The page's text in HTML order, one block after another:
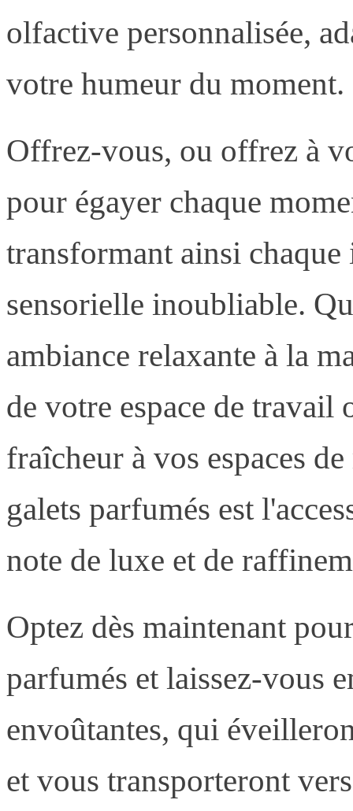
olfactive personnalisée,
votre humeur du moment.
Offrez-vous, ou offrez à
pour égayer chaque
transformant ainsi
sensorielle inoubliable.
ambiance relaxante à la
de votre espace de travail
fraîcheur à vos espaces
galets parfumés est
note de luxe et de
Optez dès maintenant
parfumés et laissez-vous
envoûtantes, qui
et vous transporteront